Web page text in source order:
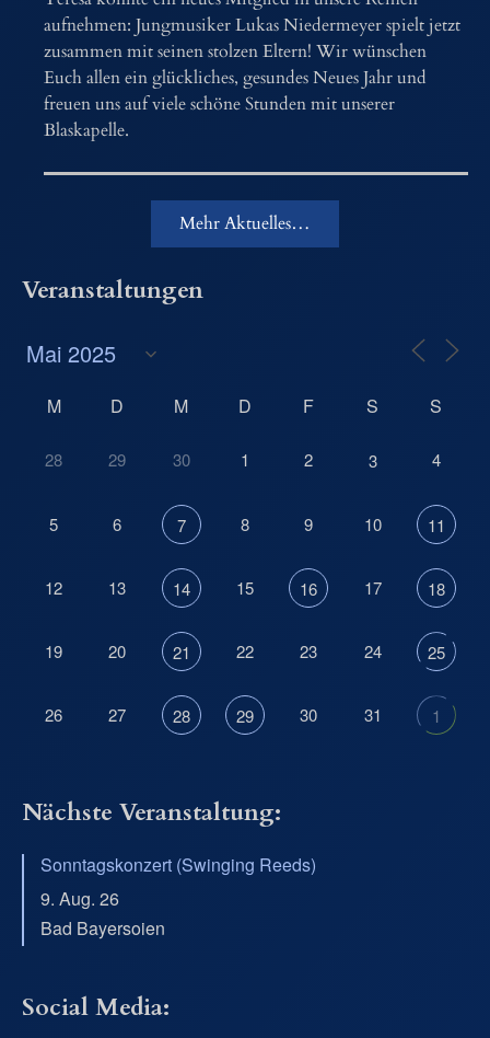
aufnehmen: Jungmusiker Lukas Niedermeyer spielt jetzt
zusammen mit seinen stolzen Eltern! Wir wünschen
Euch allen ein glückliches, gesundes Neues Jahr und
freuen uns auf viele schöne Stunden mit unserer
Blaskapelle.
Mehr Aktuelles…
Veranstaltungen
M D M D F S S
28 29 30 1 2 3 4
5 6 7 8 9 10 11
12 13 14 15 16 17 18
19 20 21 22 23 24 25
26 27 28 29 30 31 1
Nächste Veranstaltung:
Sonntagskonzert (Swinging Reeds)
9. Aug. 26
Bad Bayersoien
Social Media: